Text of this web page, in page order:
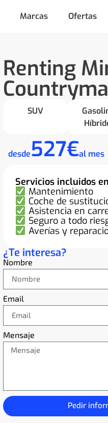
Marcas Ofertas
Renting
SUV
desde527€al mes
Servicios incluidos
Mantenimiento
Coche de
Asistencia en
Seguro a todo
Averías y
¿Te interesa?
Nombre
Email
Mensaje
Pedir